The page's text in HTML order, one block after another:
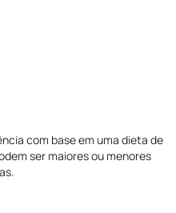
com base em uma dieta de
ser maiores ou menores